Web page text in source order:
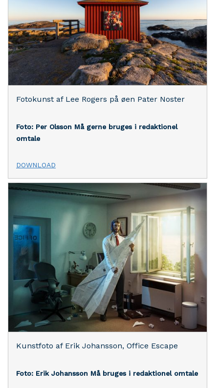
Fotokunst af Lee Rogers på øen Pater Noster
Foto: Per Olsson Må gerne bruges i redaktionel
omtale
DOWNLOAD
Kunstfoto af Erik Johansson, Office Escape
Foto: Erik Johansson Må bruges i redaktionel omtale